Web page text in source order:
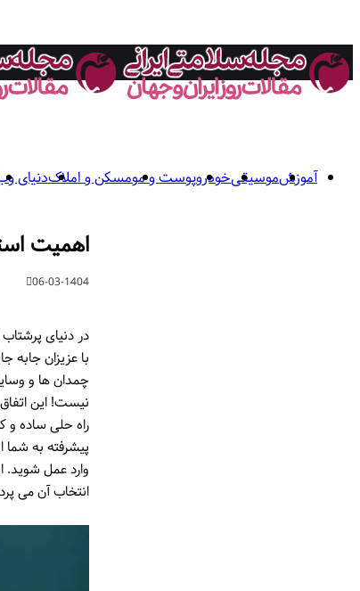
آموزشموسیقیخودروپوست و مومسکن و املاکدنیای
اهمیت
06-03-1404
در دنیای
با عزیزان جابه
چمدان ها و
نیست! این
راه حلی ساده و
پیشرفته به
وارد عمل شوید.
انتخاب آن می